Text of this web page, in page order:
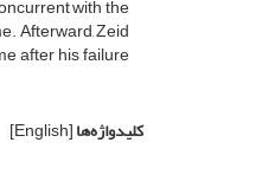
with the
Afterward, Zeid
after his failure
کلیدواژه‌ها[English]